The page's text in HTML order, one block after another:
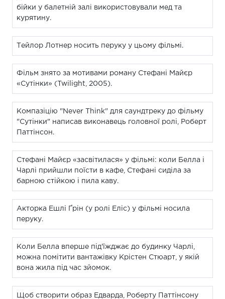
бійки у балетній залі використовували мед та
курятину.
Тейлор Лотнер носить перуку у цьому фільмі.
Фільм знято за мотивами роману Стефані Майєр
«Сутінки» (Twilight, 2005).
Компазіцію "Never Think" для саундтреку до фільму
"Сутінки" написав виконавець головної ролі, Роберт
Паттінсон.
Стефані Майєр «засвітилася» у фільмі: коли Белла і
Чарлі прийшли поїсти в кафе, Стефані сиділа за
барною стійкою і пила каву.
Акторка Ешлі Ґрін (у ролі Еліс) у фільмі носила
перуку.
Коли Белла вперше під'їжджає до будинку Чарлі,
можна помітити вантажівку Крістен Стюарт, у якій
вона жила під час зйомок.
Щоб створити образ Едварда, Роберту Паттінсону